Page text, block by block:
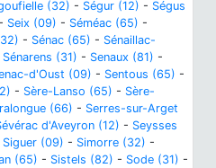
(32) - Ségur (12) - Ségus
- Seix (09) - Séméac (65) -
- Sénac (65) - Sénaillac-
Sénarens (31) - Senaux (81) -
d'Oust (09) - Sentous (65) -
- Sère-Lanso (65) - Sère-
(66) - Serres-sur-Arget
d'Aveyron (12) - Seysses
Siguer (09) - Simorre (32) -
(65) - Sistels (82) - Sode (31) -